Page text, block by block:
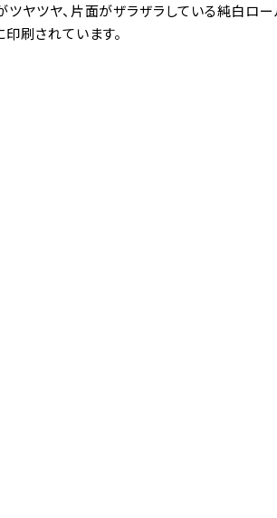
ヤツヤ、片面がザラザラしている純白ロー
刷されています。